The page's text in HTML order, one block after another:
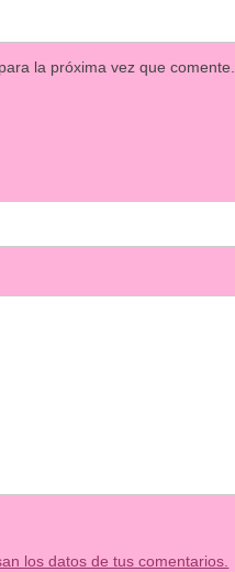
la próxima vez que comente.
los datos de tus comentarios.